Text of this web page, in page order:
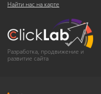
Найти нас на карте
Разработка, продвижение и
развитие сайта